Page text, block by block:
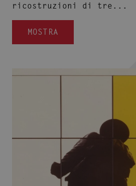
ricostruzioni di tre...
MOSTRA